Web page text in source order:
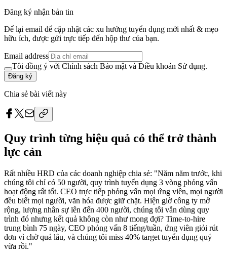
Đăng ký nhận bản tin
Để lại email để cập nhật các xu hướng tuyển dụng mới nhất & mẹo
hữu ích, được gửi trực tiếp đến hộp thư của bạn.
Email address
Tôi đồng ý với Chính sách Bảo mật và Điều khoản Sử dụng.
Đăng ký
Chia sẻ bài viết này
Quy trình từng hiệu quả có thể trở thành
lực cản
Rất nhiều HRD của các doanh nghiệp chia sẻ: "Năm năm trước, khi
chúng tôi chỉ có 50 người, quy trình tuyển dụng 3 vòng phỏng vấn
hoạt động rất tốt. CEO trực tiếp phỏng vấn mọi ứng viên, mọi người
đều biết mọi người, văn hóa được giữ chặt. Hiện giờ công ty mở
rộng, lượng nhân sự lên đến 400 người, chúng tôi vẫn dùng quy
trình đó nhưng kết quả không còn như mong đợi? Time-to-hire
trung bình 75 ngày, CEO phỏng vấn 8 tiếng/tuần, ứng viên giỏi rút
đơn vì chờ quá lâu, và chúng tôi miss 40% target tuyển dụng quý
vừa rồi."